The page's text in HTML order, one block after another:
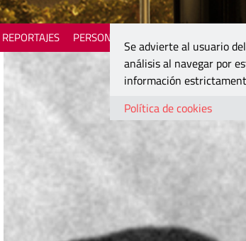
REPORTAJES PERSONAJES
Se advierte al usuario
análisis al navegar por
información
Política de cookies